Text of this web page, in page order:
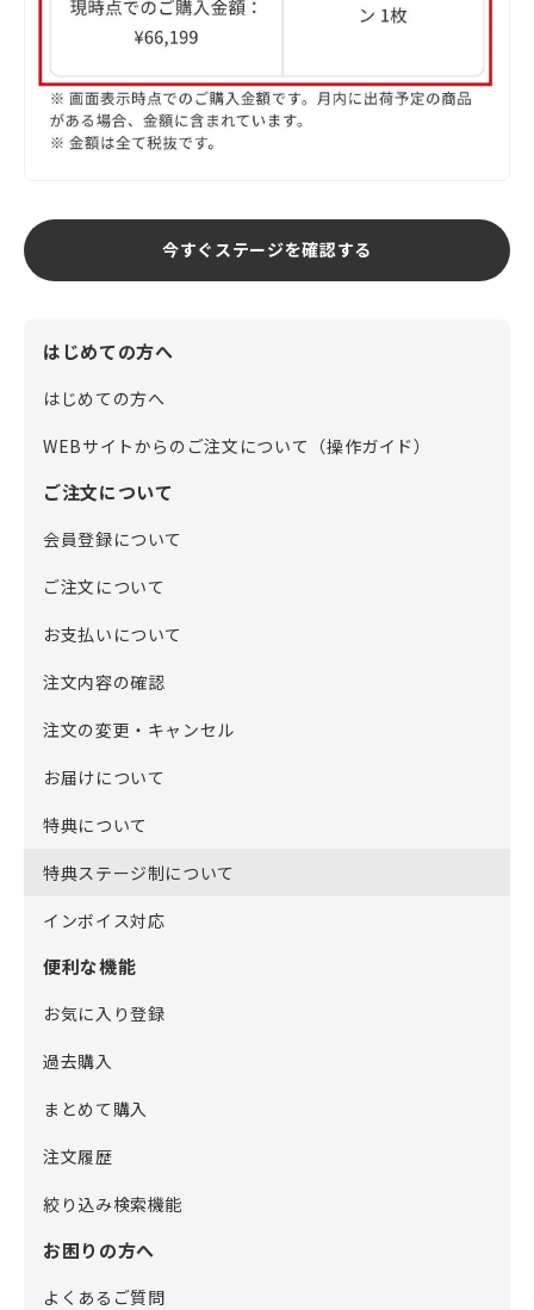
今すぐステージを確認する
はじめての方へ
はじめての方へ
WEBサイトからのご注文について（操作ガイド）
ご注文について
会員登録について
ご注文について
お支払いについて
注文内容の確認
注文の変更・キャンセル
お届けについて
特典について
特典ステージ制について
インボイス対応
便利な機能
お気に入り登録
過去購入
まとめて購入
注文履歴
絞り込み検索機能
お困りの方へ
よくあるご質問